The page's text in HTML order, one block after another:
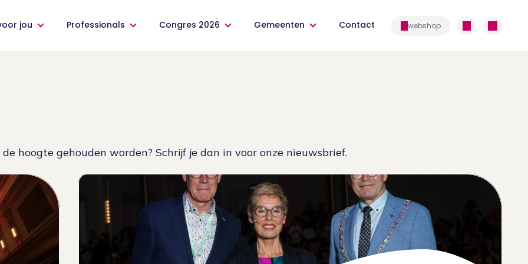
jou Professionals Congres 2026 Gemeenten Contact webshop
hoogte gehouden worden? Schrijf je dan in voor onze nieuwsbrief.